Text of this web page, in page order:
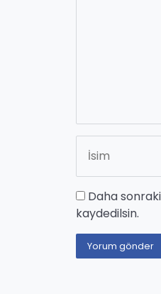
Daha
kaydedilsin.